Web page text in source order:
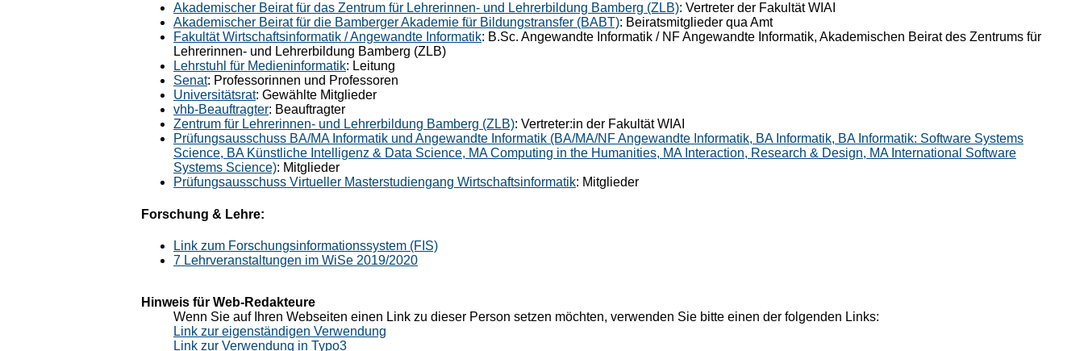
Akademischer Beirat für das Zentrum für Lehrerinnen- und Lehrerbildung Bamberg (ZLB): Vertreter der Fakultät WIAI
Akademischer Beirat für die Bamberger Akademie für Bildungstransfer (BABT): Beiratsmitglieder qua Amt
Fakultät Wirtschaftsinformatik / Angewandte Informatik: B.Sc. Angewandte Informatik / NF Angewandte Informatik, Akademischen Beirat des Zentrums für
Lehrerinnen- und Lehrerbildung Bamberg (ZLB)
Lehrstuhl für Medieninformatik: Leitung
Senat: Professorinnen und Professoren
Universitätsrat: Gewählte Mitglieder
vhb-Beauftragter: Beauftragter
Zentrum für Lehrerinnen- und Lehrerbildung Bamberg (ZLB): Vertreter:in der Fakultät WIAI
Prüfungsausschuss BA/MA Informatik und Angewandte Informatik (BA/MA/NF Angewandte Informatik, BA Informatik, BA Informatik: Software Systems
Science, BA Künstliche Intelligenz & Data Science, MA Computing in the Humanities, MA Interaction, Research & Design, MA International Software
Systems Science): Mitglieder
Prüfungsausschuss Virtueller Masterstudiengang Wirtschaftsinformatik: Mitglieder
Forschung & Lehre:
Link zum Forschungsinformationssystem (FIS)
7 Lehrveranstaltungen im WiSe 2019/2020
Hinweis für Web-Redakteure
Wenn Sie auf Ihren Webseiten einen Link zu dieser Person setzen möchten, verwenden Sie bitte einen der folgenden Links:
Link zur eigenständigen Verwendung
Link zur Verwendung in Typo3